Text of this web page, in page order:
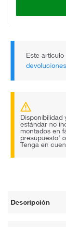
Este
devoluciones
Disponibilidad
estándar no
montados en
presupuesto'
Tenga en
Descripción